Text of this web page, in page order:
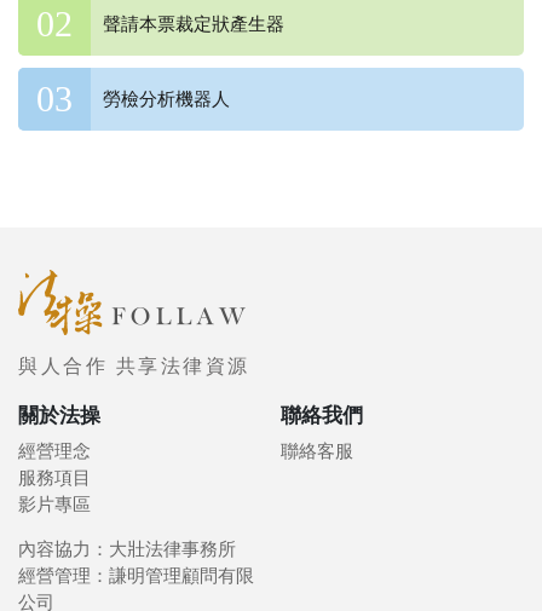
聲請本票裁定狀產生器
勞檢分析機器人
與人合作 共享法律資源
關於法操
經營理念
服務項目
影片專區
聯絡我們
聯絡客服
內容協力：大壯法律事務所
經營管理：謙明管理顧問有限
公司